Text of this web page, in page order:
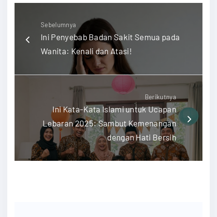
Sebelumnya
Ini Penyebab Badan Sakit Semua pada
Wanita: Kenali dan Atasi!
Berikutnya
Ini Kata-Kata Islami untuk Ucapan
Lebaran 2025: Sambut Kemenangan
dengan Hati Bersih